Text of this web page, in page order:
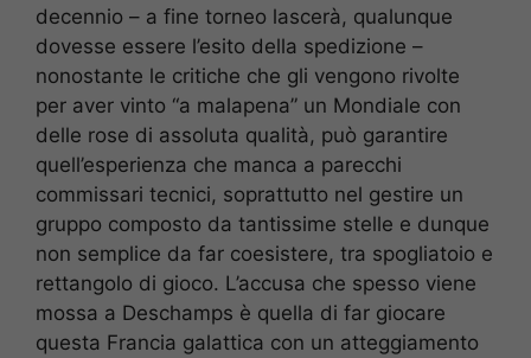
decennio – a fine torneo lascerà, qualunque
dovesse essere l’esito della spedizione –
nonostante le critiche che gli vengono rivolte
per aver vinto “a malapena” un Mondiale con
delle rose di assoluta qualità, può garantire
quell’esperienza che manca a parecchi
commissari tecnici, soprattutto nel gestire un
gruppo composto da tantissime stelle e dunque
non semplice da far coesistere, tra spogliatoio e
rettangolo di gioco. L’accusa che spesso viene
mossa a Deschamps è quella di far giocare
questa Francia galattica con un atteggiamento